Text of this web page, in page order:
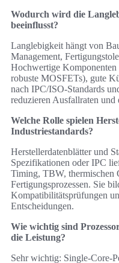
Wodurch wird die
beeinflusst?
Langlebigkeit hängt von
Management,
Hochwertige Komponenten
robuste MOSFETs), gute
nach IPC/ISO-Standards
reduzieren Ausfallraten
Welche Rolle spielen
Industriestandards?
Herstellerdatenblätter und
Spezifikationen oder IPC
Timing, TBW, thermischen
Fertigungsprozessen. Sie
Kompatibilitätsprüfungen
Entscheidungen.
Wie wichtig sind
die Leistung?
Sehr wichtig: